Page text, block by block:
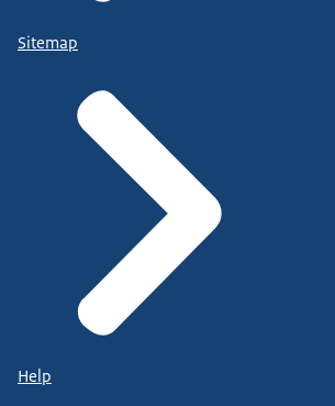
Sitemap
Help